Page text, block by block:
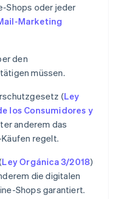
Shops oder jeder
Marketing
den
müssen.
(Ley
los Consumidores y
anderem das
regelt.
Ley Orgánica 3/2018)
die digitalen
Shops garantiert.